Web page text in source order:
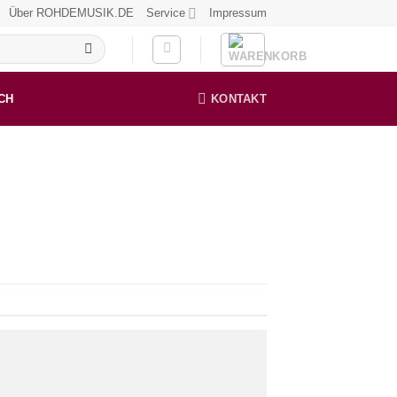
Über ROHDEMUSIK.DE Service Impressum
KONTAKT